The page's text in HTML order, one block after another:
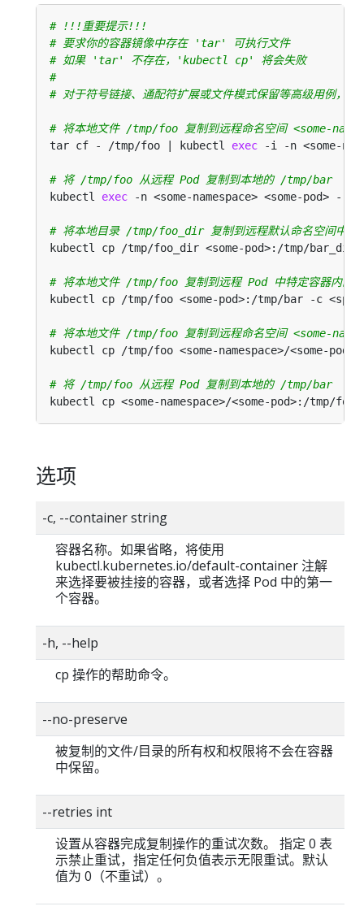
# !!!重要提示!!!
# 要求你的容器镜像中存在 'tar' 可执行文件
# 如果 'tar' 不存在，'kubectl cp' 将会失败
#
# 对于符号链接、通配符扩展或文件模式保留等高级用例
# 将本地文件 /tmp/foo 复制到远程命名空间 <some-
tar cf - /tmp/foo | kubectl exec
# 将 /tmp/foo 从远程 Pod 复制到本地的 /tmp/bar
kubectl exec
# 将本地目录 /tmp/foo_dir 复制到远程默认命名空间中
# 将本地文件 /tmp/foo 复制到远程 Pod 中特定容器内
# 将本地文件 /tmp/foo 复制到远程命名空间 <some-
# 将 /tmp/foo 从远程 Pod 复制到本地的 /tmp/bar
选项
-c, --container string
容器名称。如果省略，将使用
kubectl.kubernetes.io/default-container 注解
来选择要被挂接的容器，或者选择 Pod 中的第一
个容器。
-h, --help
cp 操作的帮助命令。
--no-preserve
被复制的文件/目录的所有权和权限将不会在容器
中保留。
--retries int
设置从容器完成复制操作的重试次数。 指定 0 表
示禁止重试，指定任何负值表示无限重试。默认
值为 0（不重试）。